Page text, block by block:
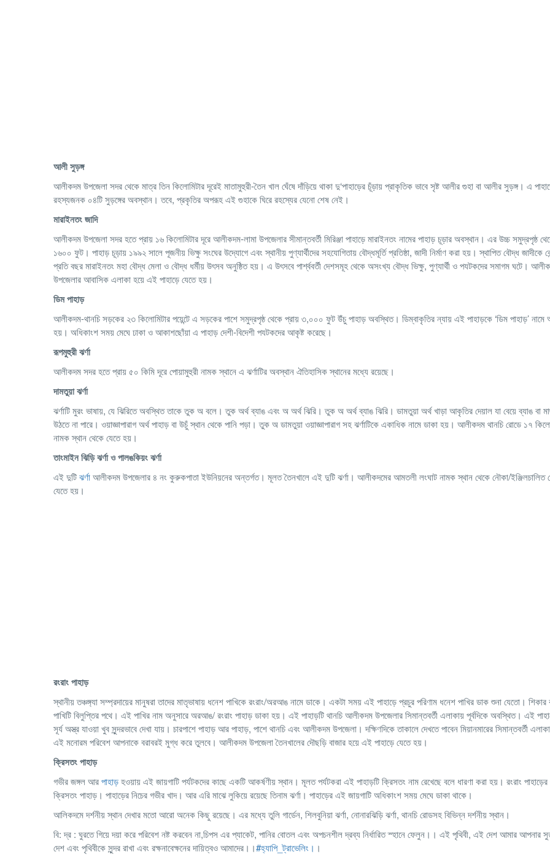
আলী সুড়ঙ্গ
আলীকদম উপজেলা সদর থেকে মাত্র তিন কিলোমিটার দূরেই মাতামুহুরী-তৈন খাল ঘেঁষে দাঁড়িয়ে থাকা দু‘পাহাড়ের চূঁড়ায় প্রাকৃতিক ভাবে সৃষ্ট আলীর গুহা বা আলীর সুড়ঙ্গ। এ
রহস্যজনক ০৪টি সুড়ঙ্গের অবস্থান। তবে, প্রকৃতির অপরূহ এই গুহাকে ঘিরে রহস্যের যেনো শেষ নেই।
মারাইনতং জাদি
আলীকদম উপজেলা সদর হতে প্রায় ১৬ কিলোমিটার দূরে আলীকদম-লামা উপজেলার সীমান্তবর্তী মিরিঞ্জা পাহাড়ে মারাইনতং নামের পাহাড় চূড়ার অবস্থান। এর উচ্চ সমুদ্রপৃষ্ঠ
১৬০০ ফুট। পাহাড় চূড়ায় ১৯৯২ সালে পূজনীয় ভিক্ষু সংঘের উদ্যোগে এবং স্থানীয় পুণ্যার্থীদের সহযোগিতায় বৌদ্ধমূর্তি প্রতিষ্ঠা, জাদী নির্মাণ করা হয়। স্থাপিত বৌদ্ধ জাদীকে
প্রতি বছর মারাইনতং মহা বৌদ্ধ মেলা ও বৌদ্ধ ধর্মীয় উৎসব অনুষ্ঠিত হয়। এ উৎসবে পার্শ্ববর্তী দেশসমূহ থেকে অসংখ্য বৌদ্ধ ভিক্ষু, পুণ্যার্থী ও পযটকদের সমাগম ঘটে।
উপজেলার আবাসিক এলাকা হয়ে এই পাহাড়ে যেতে হয়।
ডিম পাহাড়
আলীকদম-থানচি সড়কের ২৩ কিলোমিটার পয়েন্টে এ সড়কের পাশে সমুদ্রপৃষ্ঠ থেকে প্রায় ৩,০০০ ফুট উঁচু পাহাড় অবস্থিত। ডিম্বাকৃতির ন্যায় এই পাহাড়কে ‘ডিম পাহাড়’ নামে
হয়। অধিকাংশ সময় মেঘে ঢাকা ও আকাশছোঁয়া এ পাহাড় দেশী-বিদেশী পযটকদের আকৃষ্ট করেছে।
রূপমুহুরী ঝর্ণা
আলীকদম সদর হতে প্রায় ৫০ কিমি দূরে পোয়ামুহুরী নামক স্থানে এ ঝর্ণাটির অবস্থান ঐতিহাসিক স্থানের মধ্যে রয়েছে।
দামতুয়া ঝর্ণা
ঝর্ণাটি মুরং ভাষায়, যে ঝিরিতে অবস্থিত তাকে তুক অ বলে। তুক অর্থ ব্যাঙ এবং অ অর্থ ঝিরি। তুক অ অর্থ ব্যাঙ ঝিরি। ডামতুয়া অর্থ খাড়া আকৃতির দেয়াল যা বেয়ে ব্যাঙ বা
উঠতে না পারে। ওয়াজ্ঞাপারাগ অর্থ পাহাড় বা উচুঁ স্থান থেকে পানি পড়া। তুক অ ডামতুয়া ওয়াজ্ঞাপারাগ সহ ঝর্ণাটিকে একাধিক নামে ডাকা হয়। আলীকদম থানচি রোডে ১৭
নামক স্থান থেকে যেতে হয়।
তাংমাইন ঝিড়ি ঝর্ণা ও পালঙকিয়ং ঝর্ণা
এই দুটিঝর্ণাআলীকদম উপজেলার ৪ নং কুরুকপাতা ইউনিয়নের অন্তর্গত। মূলত তৈনখালে এই দুটি ঝর্ণা। আলীকদমের আমতলী লংঘাট নামক স্থান থেকে নৌকা/ইঞ্জিলচালিত
যেতে হয়।
রংরাং পাহাড়
স্থানীয় তঞ্চঙ্গ্যা সম্প্রদায়ের মানুষরা তাদের মাতৃভাষায় ধনেশ পাখিকে রংরাং/অরআঙ নামে ডাকে। একটা সময় এই পাহাড়ে প্রচুর পরিণাম ধনেশ পাখির ডাক শুনা যেতো। শিকার
পাখিটি বিলুপ্তির পথে। এই পাখির নাম অনুসারে অরআঙ/ রংরাং পাহাড় ডাকা হয়। এই পাহাড়টি থানচি আলীকদম উপজেলার সিমান্তবর্তী এলাকায় পূর্বদিকে অবস্থিত। এই
সূর্য অস্ত্র যাওয়া খুব সুন্দরভাবে দেখা যায়। চারপাশে পাহাড় আর পাহাড়, পাশে থানচি এবং আলীকদম উপজেলা। দক্ষিণদিকে তাকালে দেখতে পাবেন মিয়ানমারের সিমান্তবর্তী
এই মনোরম পরিবেশ আপনাকে বরাবরই মুগ্ধ করে তুলবে। আলীকদম উপজেলা তৈনখালের দৌছড়ি বাজার হয়ে এই পাহাড়ে যেতে হয়।
ক্রিসতং পাহাড়
গভীর জঙ্গল আরপাহাড়হওয়ায় এই জায়গাটি পর্যটকদের কাছে একটি আকর্ষণীয় স্থান। মূলত পর্যটকরা এই পাহাড়টি ক্রিসতং নাম রেখেছে বলে ধারণা করা হয়। রংরাং পাহাড়ের
ক্রিসতং পাহাড়। পাহাড়ের নিচের গভীর খাদ। আর এরি মাঝে লুকিয়ে রয়েছে তিনাম ঝর্ণা। পাহাড়ের এই জায়গাটি অধিকাংশ সময় মেঘে ডাকা থাকে।
আলিকদমে দর্শনীয় স্থান দেখার মতো আরো অনেক কিছু রয়েছে। এর মধ্যে তুলি গার্ডেন, শিলবুনিয়া ঝর্ণা, নোনারঝিড়ি ঝর্ণা, থানচি রোডসহ বিভিন্ন দর্শনীয় স্থান।
বি: দ্র : ঘুরতে গিয়ে দয়া করে পরিবেশ নষ্ট করবেন না,চিপস এর প্যাকেট, পানির বোতল এবং অপচনশীল দ্রব্য নির্ধারিত স্হানে ফেলুন।। এই পৃথিবী, এই দেশ আমার আপনার
দেশ এবং পৃথিবীকে সুন্দর রাখা এবং রক্ষনাবেক্ষনের দায়িত্বও আমাদের।।#হ্যাপি_ট্রাভেলিং। ।